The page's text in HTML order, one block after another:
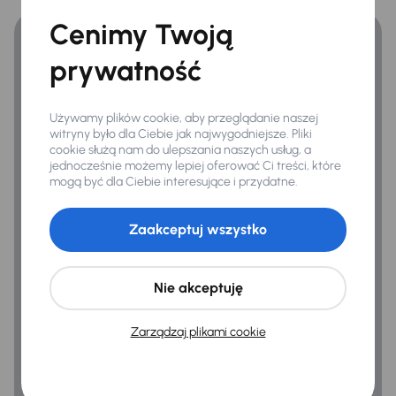
Infotainment
Bluetooth
Bezpieczeństwo
ABS
Airbag
ASR
Asystent zjazdu
Cenimy Twoją
prywatność
Używamy plików cookie, aby przeglądanie naszej
witryny było dla Ciebie jak najwygodniejsze. Pliki
cookie służą nam do ulepszania naszych usług, a
jednocześnie możemy lepiej oferować Ci treści, które
mogą być dla Ciebie interesujące i przydatne.
Zarządzaj plikami cookie
Nie akceptuję
Zaakceptuj wszystko